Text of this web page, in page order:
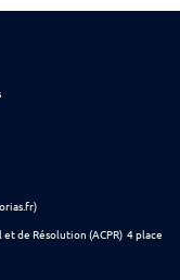
de Résolution (ACPR) 4 place